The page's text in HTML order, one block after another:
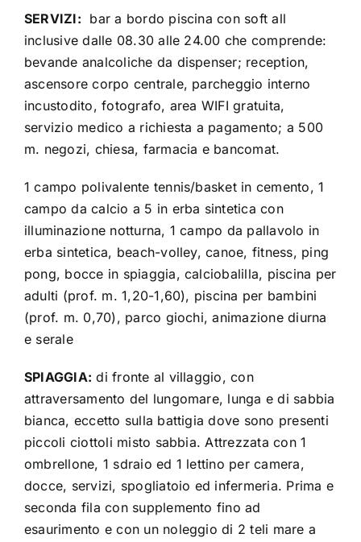
SERVIZI: bar a bordo piscina con soft all
inclusive dalle 08.30 alle 24.00 che comprende:
bevande analcoliche da dispenser; reception,
ascensore corpo centrale, parcheggio interno
incustodito, fotografo, area WIFI gratuita,
servizio medico a richiesta a pagamento; a 500
m. negozi, chiesa, farmacia e bancomat.
1 campo polivalente tennis/basket in cemento, 1
campo da calcio a 5 in erba sintetica con
illuminazione notturna, 1 campo da pallavolo in
erba sintetica, beach-volley, canoe, fitness, ping
pong, bocce in spiaggia, calciobalilla, piscina per
adulti (prof. m. 1,20-1,60), piscina per bambini
(prof. m. 0,70), parco giochi, animazione diurna
e serale
SPIAGGIA: di fronte al villaggio, con
attraversamento del lungomare, lunga e di sabbia
bianca, eccetto sulla battigia dove sono presenti
piccoli ciottoli misto sabbia. Attrezzata con 1
ombrellone, 1 sdraio ed 1 lettino per camera,
docce, servizi, spogliatoio ed infermeria. Prima e
seconda fila con supplemento fino ad
esaurimento e con un noleggio di 2 teli mare a